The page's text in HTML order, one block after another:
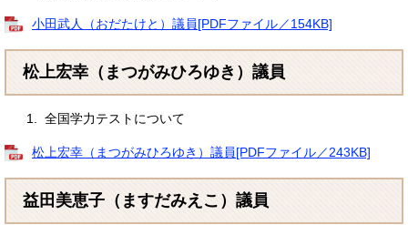
小田武人（おだたけと）議員[PDFファイル／154KB]
松上宏幸（まつがみひろゆき）議員
全国学力テストについて
松上宏幸（まつがみひろゆき）議員[PDFファイル／243KB]
益田美恵子（ますだみえこ）議員